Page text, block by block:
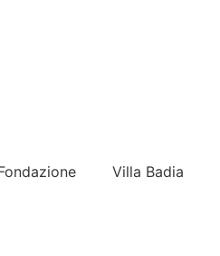
Villa Badia